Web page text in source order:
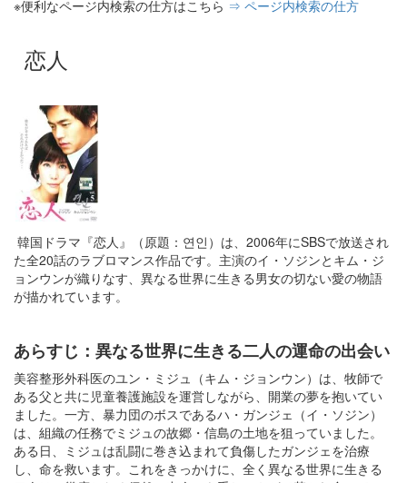
※便利なページ内検索の仕方はこちら ⇒ ページ内検索の仕方
恋人
韓国ドラマ『恋人』（原題：연인）は、2006年にSBSで放送され
た全20話のラブロマンス作品です。主演のイ・ソジンとキム・ジ
ョンウンが織りなす、異なる世界に生きる男女の切ない愛の物語
が描かれています。
あらすじ：異なる世界に生きる二人の運命の出会い
美容整形外科医のユン・ミジュ（キム・ジョンウン）は、牧師で
ある父と共に児童養護施設を運営しながら、開業の夢を抱いてい
ました。一方、暴力団のボスであるハ・ガンジェ（イ・ソジン）
は、組織の任務でミジュの故郷・信島の土地を狙っていました。
ある日、ミジュは乱闘に巻き込まれて負傷したガンジェを治療
し、命を救います。これをきっかけに、全く異なる世界に生きる